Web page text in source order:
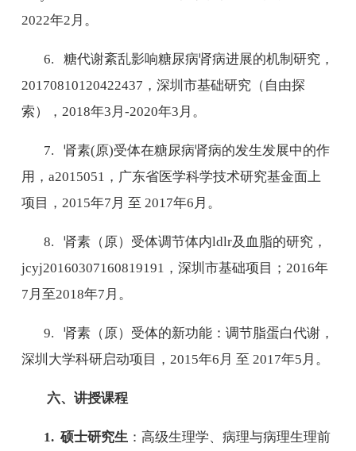
2022年2 月。
6.
糖代谢紊乱影响糖尿病肾病进展的机制研究，
20170810120422437 ，深圳市基础研究（自由探
索），2018年3 月-2020年3 月。
7.肾素(原)受体在糖尿病肾病的发生发展中的作
用，a2015051 ，广东省医学科学技术研究基金面上
项目，2015年7 月 至2017年6 月。
8.肾素（原）受体调节体内ldlr及血脂的研究，
jcyj20160307160819191 ，深圳市基础项目；2016年
7 月至2018年7 月。
9.肾素（原）受体的新功能：调节脂蛋白代谢，
深圳大学科研启动项目，2015年6 月 至2017年5 月。
六、讲授课程
1.硕士研究生 ：高级生理学、病理与病理生理前